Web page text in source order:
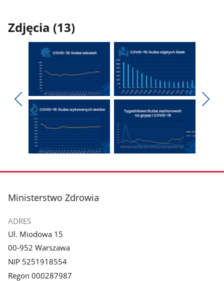
Zdjęcia (13)
Pokaż
poprzednie
zdjęcia
Pokaż
zdjęcie
galerii.
Pokaż
zdjęcie
2
z
galerii.
zdjęcie
galerii.
zdjęcie
stopka
Ministerstwo Zdrowia
ADRES
Ul. Miodowa 15
00-952 Warszawa
NIP 5251918554
Regon 000287987